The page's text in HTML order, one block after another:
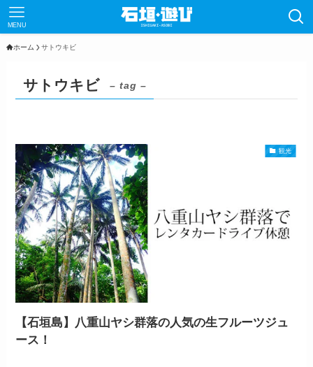
MENU
ホーム サトウキビ
サトウキビ – tag –
観光
【石垣島】八重山ヤシ群落の人気の生フルーツジュ
ース！